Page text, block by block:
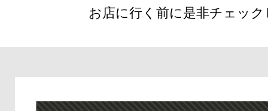
お店に行く前に是非チェッ